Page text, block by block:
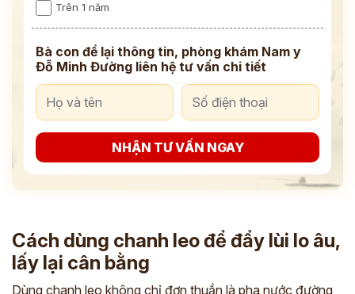
Trên 1 năm
Bà con để lại thông tin, phòng khám Nam y
Đỗ Minh Đường liên hệ tư vấn chi tiết
NHẬN TƯ VẤN NGAY
Cách dùng chanh leo để đẩy lùi lo âu,
lấy lại cân bằng
Dùng chanh leo không chỉ đơn thuần là pha nước đường